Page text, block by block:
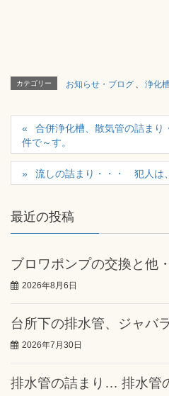
カテゴリー お知らせ・ブログ 、 浄化
合併浄化槽、散気管の詰ま
件で～す。
流しの詰まり・・・ 犯人
最近の投稿
ブロワポンプの交換と他
2026年8月6日
台所下の排水管、ジャバ
2026年7月30日
排水管の詰まり… 排水管